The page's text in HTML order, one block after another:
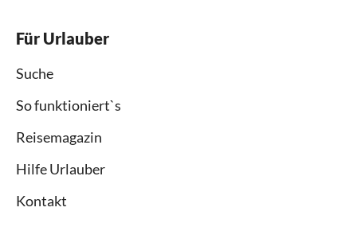
Für Urlauber
Suche
So funktioniert`s
Reisemagazin
Hilfe Urlauber
Kontakt